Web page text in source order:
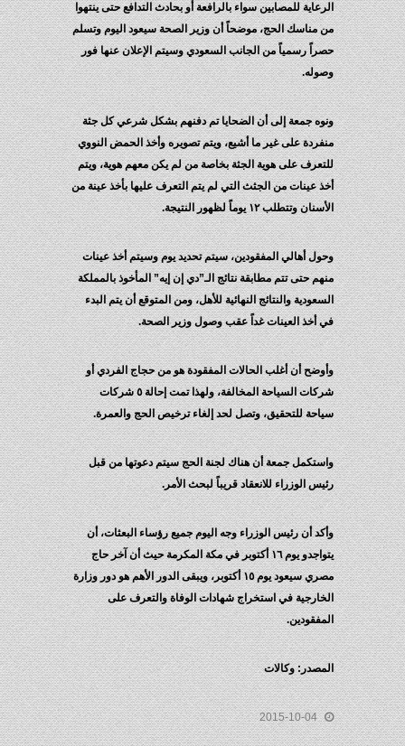
الرعاية للمصابين سواء بالرافعة أو بحادث التدافع حتى ينتهوا
من مناسك الحج، موضحاً أن وزير الصحة سيعود اليوم وتسلم
حصراً رسمياً من الجانب السعودي وسيتم الإعلان عنها فور
وصوله.
ونوه جمعة إلى أن الضحايا تم دفنهم بشكل شرعي كل جثة
منفردة على غير ما أشيع، ويتم تصويره وأخذ الحمض النووي
للتعرف على هوية الجثة بخاصة من لم يكن معهم هوية، ويتم
أخذ عينات من الجثث التي لم يتم التعرف عليها بأخذ عينة من
الأسنان وتتطلب ١٢ يوماً لظهور النتيجة.
وحول أهالي المفقودين، سيتم تحديد يوم وسيتم أخذ عينات
منهم حتى تتم مطابقة نتائج الـ”دي إن إيه” المأخوذ بالمملكة
السعودية والنتائج النهائية للأهل، ومن المتوقع أن يتم البدء
في أخذ العينات غداً عقب وصول وزير الصحة.
وأوضح أن أغلب الحالات المفقودة هو من حجاج الفردي أو
شركات السياحة المخالفة، ولهذا تمت إحالة ٥ شركات
سياحة للتحقيق، وتصل لحد إلغاء ترخيص الحج والعمرة.
واستكمل جمعة أن هناك لجنة الحج سيتم دعوتها من قبل
رئيس الوزراء للانعقاد قريباً لبحث الأمر.
وأكد أن رئيس الوزراء وجه اليوم جميع رؤساء البعثات، أن
يتواجدو يوم ١٦ أكتوبر في مكة المكرمة حيث أن آخر حاج
مصري سيعود يوم ١٥ أكتوبر، ويبقى الدور الأهم هو دور وزارة
الخارجية في استخراج شهادات الوفاة والتعرف على
المفقودين.
المصدر: وكالات
2015-10-04